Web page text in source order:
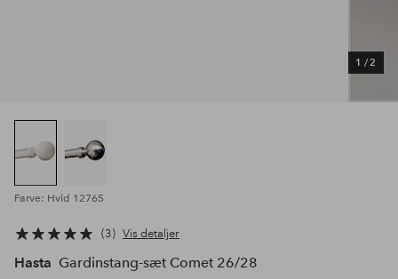
1 /2
Farve: Hvid 12765
3 Vis detaljer
Hasta Gardinstang-sæt Comet 26/28